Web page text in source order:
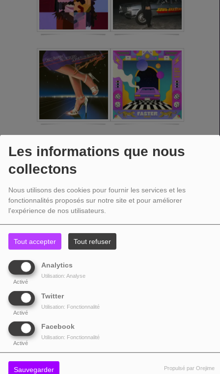
Les informations que nous
collectons
Nous utilisons des cookies pour fournir les services et les
fonctionnalités proposés sur notre site et pour améliorer
l'expérience de nos utilisateurs.
Tout accepter Tout refuser
Analytics
Activé
Utilisation: Analyse
Twitter
Activé
Utilisation: Fonctionnalité
Facebook
Activé
Utilisation: Fonctionnalité
Sauvegarder Propulsé par Orejime